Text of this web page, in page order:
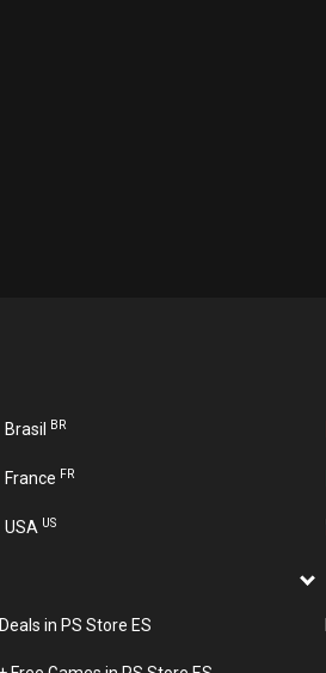
Brasil BR
France FR
USA US
in PS Store ES